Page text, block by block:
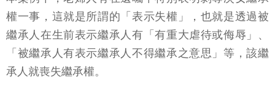
權一事，這就是所謂的「表示失權」，也就是透過被
繼承人在生前表示繼承人有「有重大虐待或侮辱」、
「被繼承人有表示繼承人不得繼承之意思」等，該繼
承人就喪失繼承權。